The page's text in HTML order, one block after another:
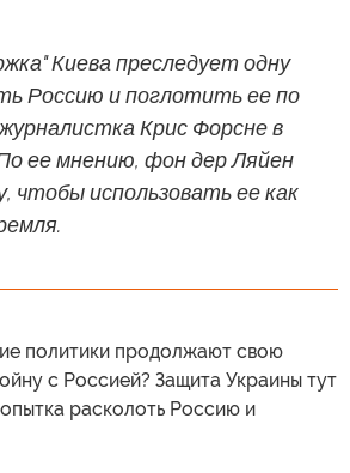
Киева преследует одну
Россию и поглотить ее по
Крис Форсне в
ее мнению, фон дер Ляйен
чтобы использовать ее как
политики продолжают свою
с Россией? Защита Украины тут
расколоть Россию и